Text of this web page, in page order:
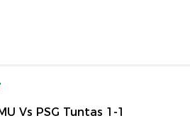
Vs PSG Tuntas 1-1